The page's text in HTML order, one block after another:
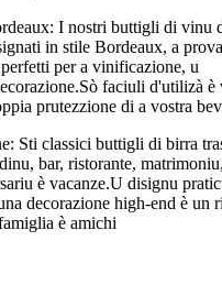
I nostri buttigli di vinu
in stile Bordeaux, a
per a vinificazione, u
faciuli d'utilizà è
prutezzione di a vostra
Sti classici buttigli di birra
bar, ristorante,
è vacanze.U disignu
decorazione high-end è un
è amichi